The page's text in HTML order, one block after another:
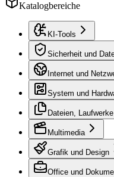
Katalogbereiche
KI-Tools
Sicherheit und
Internet und
System und
Dateien,
Multimedia
Grafik und Design
Office und